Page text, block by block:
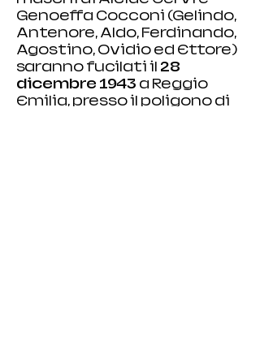
Genoeffa Cocconi (Gelindo,
Antenore, Aldo, Ferdinando,
Agostino, Ovidio ed Ettore)
saranno fucilati il 28
dicembre 1943 a Reggio
Emilia, presso il poligono di